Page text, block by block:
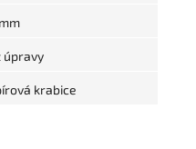
úpravy
krabice